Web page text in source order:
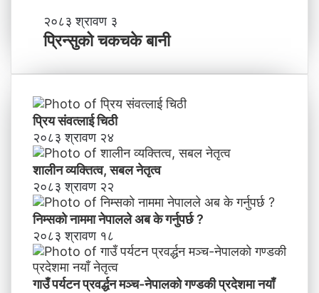
ने
पा
काे
ण्ड
की
प्र
दे
श
मा
न
याँ
ने
तृ
त्व
प्रि
न्सु
को
च
के
बा
नी
२०८३ श्रावण ३
प्रिन्सुको चकचके बानी
प्रिय संवत्लाई चिठी
२०८३ श्रावण २४
शालीन व्यक्तित्व, सबल नेतृत्व
२०८३ श्रावण २२
निम्सकाे नाममा नेपालले अब के गर्नुपर्छ ?
२०८३ श्रावण १८
गाउँ पर्यटन प्रवर्द्धन मञ्च-नेपालकाे गण्डकी प्रदेशमा नयाँ